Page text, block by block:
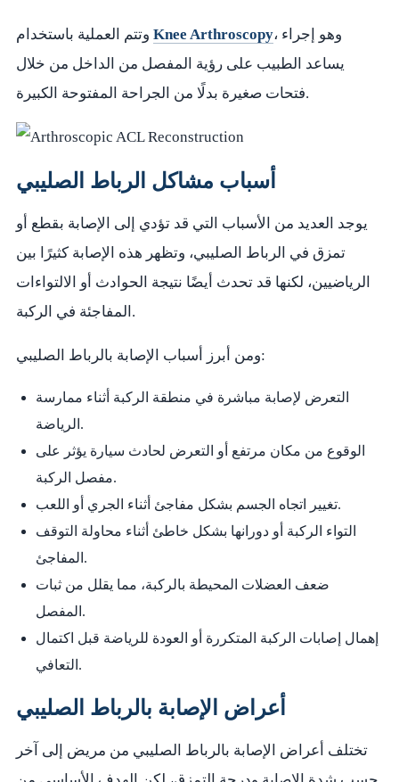
Knee Arthroscopy، وهو إجراء
يساعد الطبيب على رؤية المفصل من الداخل من خلال
فتحات صغيرة بدلًا من الجراحة المفتوحة الكبيرة.
أسباب مشاكل الرباط الصليبي
يوجد العديد من الأسباب التي قد تؤدي إلى الإصابة بقطع أو
تمزق في الرباط الصليبي، وتظهر هذه الإصابة كثيرًا بين
الرياضيين، لكنها قد تحدث أيضًا نتيجة الحوادث أو الالتواءات
المفاجئة في الركبة.
ومن أبرز أسباب الإصابة بالرباط الصليبي:
التعرض لإصابة مباشرة في منطقة الركبة أثناء ممارسة
الرياضة.
الوقوع من مكان مرتفع أو التعرض لحادث سيارة يؤثر على
مفصل الركبة.
تغيير اتجاه الجسم بشكل مفاجئ أثناء الجري أو اللعب.
التواء الركبة أو دورانها بشكل خاطئ أثناء محاولة التوقف
المفاجئ.
ضعف العضلات المحيطة بالركبة، مما يقلل من ثبات
المفصل.
إهمال إصابات الركبة المتكررة أو العودة للرياضة قبل اكتمال
التعافي.
أعراض الإصابة بالرباط الصليبي
تختلف أعراض الإصابة بالرباط الصليبي من مريض إلى آخر